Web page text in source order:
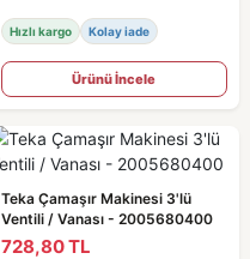
Hızlı kargo Kolay iade
Ürünü İncele
Teka Çamaşır Makinesi 3'lü
Ventili / Vanası - 2005680400
728,80 TL